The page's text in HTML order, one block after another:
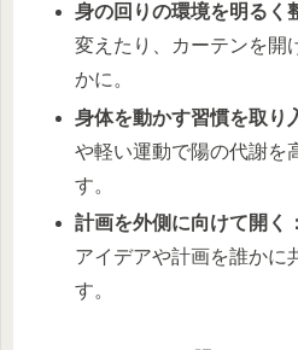
身の回りの環境を明るく
変えたり、カーテンを開
かに。
身体を動かす習慣を取り
や軽い運動で陽の代謝を
す。
計画を外側に向けて開く：
アイデアや計画を誰かに
す。